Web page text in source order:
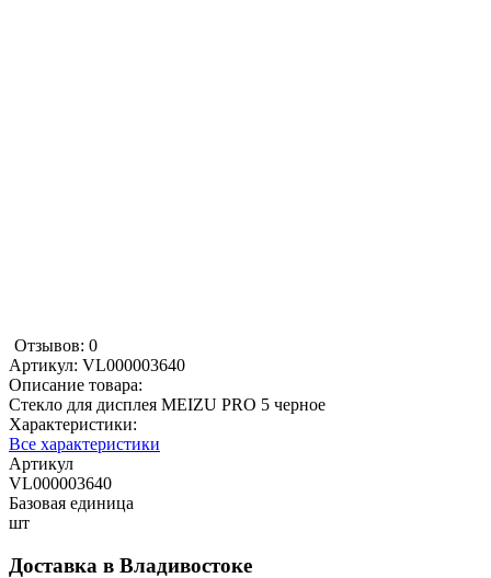
Отзывов: 0
Артикул: VL000003640
Описание товара:
Стекло для дисплея MEIZU PRO 5 черное
Характеристики:
Все характеристики
Артикул
VL000003640
Базовая единица
шт
Доставка в Владивостоке